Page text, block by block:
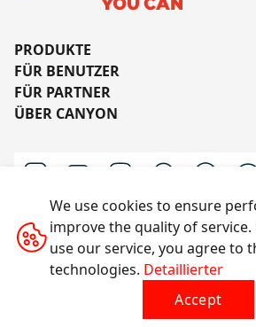
PRODUKTE
FÜR BENUTZER
FÜR PARTNER
ÜBER CANYON
Schreiben Sie
Alle Rechte vorbehalten © 2014-2026
We use cookies to ensure
improve the quality of
use our service, you agree to
technologies. Detaillierter
Accept